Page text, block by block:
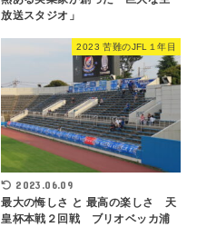
放送スタジオ」
2023 苦難のJFL１年目
2023.06.09
最大の悔しさ と 最高の楽しさ 天
皇杯本戦２回戦 ブリオベッカ浦